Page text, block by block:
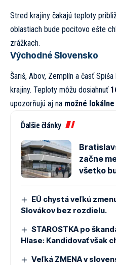
Stred krajiny čakajú teploty
oblastiach bude pocitovo ešte
zrážkach.
Východné Slovensko
Šariš, Abov, Zemplín a časť
krajiny. Teploty môžu dosiahnuť
upozorňujú aj na možné
Ďalšie články
začne
všetko
EÚ chystá veľkú
Slovákov bez rozdielu.
STAROSTKA po
Hlase: Kandidovať však
Veľká ZMENA v